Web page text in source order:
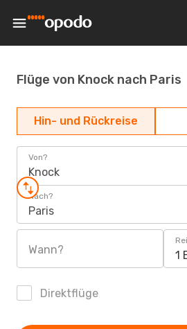
Flüge von Knock nach Paris
Hin- und Rückreise
Von?
Knock
Nach?
Paris
Wann? 1
Direktflüge